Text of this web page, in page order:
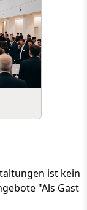
ist kein
"Als Gast